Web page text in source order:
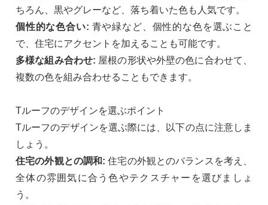
ちろん、黒やグレーなど、落ち着いた色も人気です。
個性的な色合い: 青や緑など、個性的な色を選ぶこと
で、住宅にアクセントを加えることも可能です。
多様な組み合わせ: 屋根の形状や外壁の色に合わせて、
複数の色を組み合わせることもできます。
Tルーフのデザインを選ぶポイント
Tルーフのデザインを選ぶ際には、以下の点に注意しま
しょう。
住宅の外観との調和: 住宅の外観とのバランスを考え、
全体の雰囲気に合う色やテクスチャーを選びましょ
う。